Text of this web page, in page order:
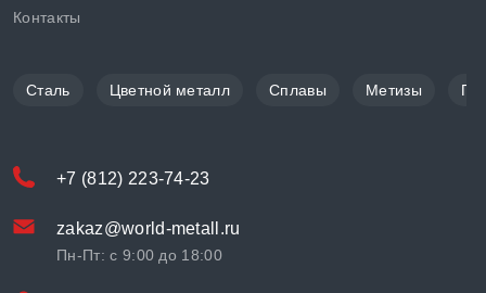
Контакты
Сталь Цветной металл Сплавы Метизы
+7 (812) 223-74-23
zakaz@world-metall.ru
Пн-Пт: с 9:00 до 18:00